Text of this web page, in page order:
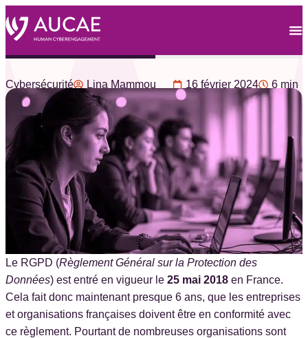
Cybersécurité Lina Mammou 16 février 2024 6 min
RGPD & Cybersécurité
Le RGPD (Règlement Général sur la Protection des
Données) est entré en vigueur le 25 mai 2018 en France.
Cela fait donc maintenant presque 6 ans, que les entreprises
et organisations françaises doivent être en conformité avec
ce règlement. Pourtant de nombreuses organisations sont